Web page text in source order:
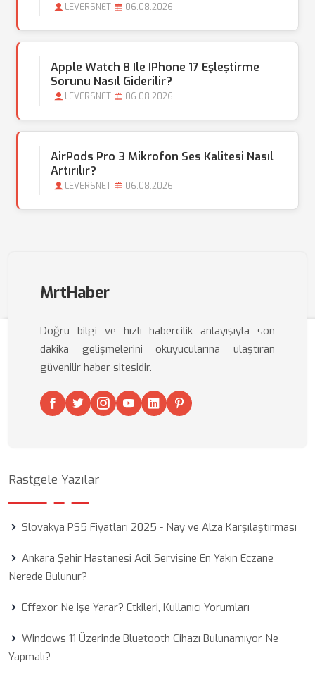
LEVERSNET 06.08.2026
Apple Watch 8 Ile IPhone 17 Eşleştirme
Sorunu Nasıl Giderilir?
LEVERSNET 06.08.2026
AirPods Pro 3 Mikrofon Ses Kalitesi Nasıl
Artırılır?
LEVERSNET 06.08.2026
MrtHaber
Doğru bilgi ve hızlı habercilik anlayışıyla son
dakika gelişmelerini okuyucularına ulaştıran
güvenilir haber sitesidir.
Rastgele Yazılar
Slovakya PS5 Fiyatları 2025 - Nay ve Alza Karşılaştırması
Ankara Şehir Hastanesi Acil Servisine En Yakın Eczane
Nerede Bulunur?
Effexor Ne işe Yarar? Etkileri, Kullanıcı Yorumları
Windows 11 Üzerinde Bluetooth Cihazı Bulunamıyor Ne
Yapmalı?